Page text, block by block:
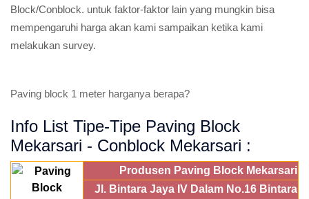
Block/Conblock. untuk faktor-faktor lain yang mungkin bisa
mempengaruhi harga akan kami sampaikan ketika kami
melakukan survey.
Paving block 1 meter harganya berapa?
Info List Tipe-Tipe Paving Block
Mekarsari - Conblock Mekarsari :
Produsen Paving Block Mekarsari
Jl. Bintara Jaya IV Dalam No.16 Bintara